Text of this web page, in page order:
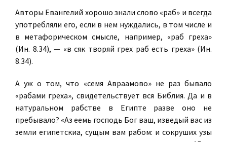
Авторы Евангелий хорошо знали слово «раб» и всегда
употребляли его, если в нем нуждались, в том числе и
в метафорическом смысле, например, «раб греха»
(Ин. 8.34), — «в сяк творяй грех раб есть греха» (Ин.
8.34).
А уж о том, что «семя Авраамово» не раз бывало
«рабами греха», свидетельствует вся Библия. Да и в
натуральном рабстве в Египте разве оно не
пребывало? «Аз еемь господь Бог ваш, изведый вас из
земли египетскиа, сущым вам рабом: и сокруших узы